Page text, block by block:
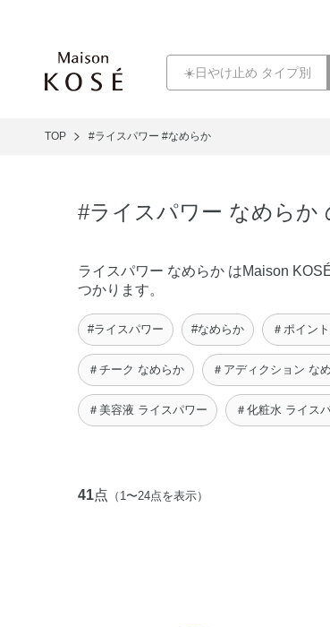
TOP #ライスパワー #なめらか
#ライスパワー なめらか
ライスパワー なめらか はMaison
つかります。
#ライスパワー #なめらか ＃ポイン
＃チーク なめらか ＃アディクション な
＃美容液 ライスパワー ＃化粧水 ライス
41点 （1〜24点を表示）